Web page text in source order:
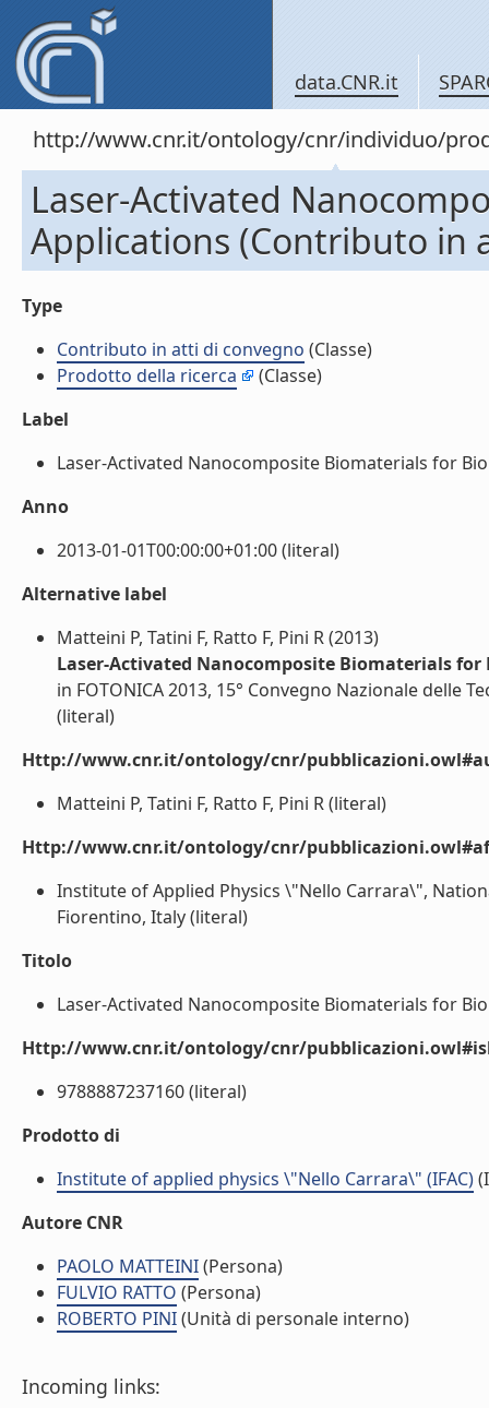
data.CNR.it
http://www.cnr.it/ontology/cnr/individuo/
Laser-Activated
Applications (Contributo in
Type
Contributo in atti di convegno (Classe)
Prodotto della ricerca
(Classe)
Label
Laser-Activated Nanocomposite Biomaterials for
Anno
2013-01-01T00:00:00+01:00 (literal)
Alternative label
Matteini P, Tatini F, Ratto F, Pini R (2013)
Laser-Activated Nanocomposite Biomaterials
in FOTONICA 2013, 15° Convegno Nazionale delle
(literal)
Http://www.cnr.it/ontology/cnr/
Matteini P, Tatini F, Ratto F, Pini R (literal)
Http://www.cnr.it/ontology/cnr/
Institute of Applied Physics \"Nello Carrara\",
Fiorentino, Italy (literal)
Titolo
Laser-Activated Nanocomposite Biomaterials for
Http://www.cnr.it/ontology/cnr/
9788887237160 (literal)
Prodotto di
Institute of applied physics \"Nello Carrara\" (IFAC)
Autore CNR
PAOLO MATTEINI(Persona)
FULVIO RATTO (Persona)
ROBERTO PINI(Unità di personale interno)
Incoming links: